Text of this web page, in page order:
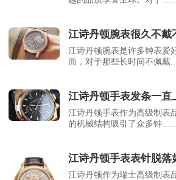
江诗丹顿腕表很久不戴
江诗丹顿腕表是许多钟表爱
而，对于那些长时间不佩戴
江诗丹顿手表发条一直
江诗丹顿手表作为高级制表
的机械结构吸引了众多钟......
江诗丹顿手表表针脱落
江诗丹顿作为瑞士高级制表